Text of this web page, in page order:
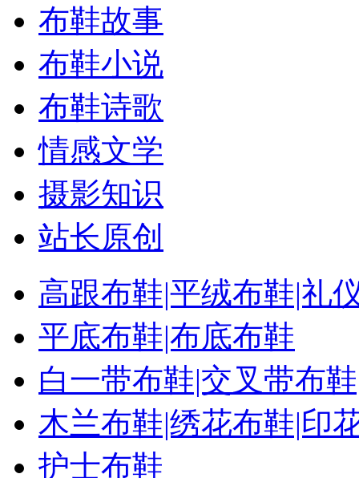
布鞋故事
布鞋小说
布鞋诗歌
情感文学
摄影知识
站长原创
高跟布鞋|平绒布鞋|礼
平底布鞋|布底布鞋
白一带布鞋|交叉带布
木兰布鞋|绣花布鞋|印
护士布鞋